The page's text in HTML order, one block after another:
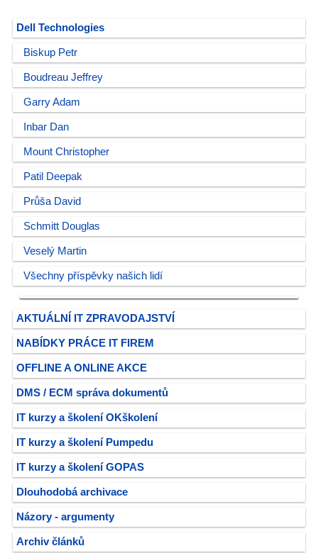
Dell Technologies
Biskup Petr
Boudreau Jeffrey
Garry Adam
Inbar Dan
Mount Christopher
Patil Deepak
Průša David
Schmitt Douglas
Veselý Martin
Všechny příspěvky našich lidí
AKTUÁLNÍ IT ZPRAVODAJSTVÍ
NABÍDKY PRÁCE IT FIREM
OFFLINE A ONLINE AKCE
DMS / ECM správa dokumentů
IT kurzy a školení OKškolení
IT kurzy a školení Pumpedu
IT kurzy a školení GOPAS
Dlouhodobá archivace
Názory - argumenty
Archiv článků